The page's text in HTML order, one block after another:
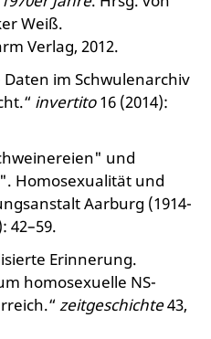
Weiß.
Verlag, 2012.
im Schwulenarchiv
invertito16 (2014):
und
Homosexualität und
Aarburg (1914-
42–59.
Erinnerung.
homosexuelle NS-
zeitgeschichte43,